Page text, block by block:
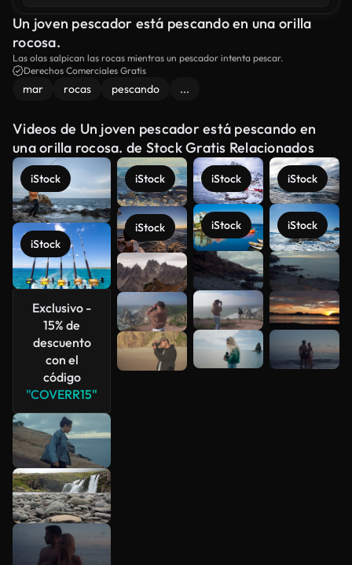
Un joven pescador está pescando en una orilla
rocosa.
Las olas salpican las rocas mientras un pescador intenta pescar.
Derechos Comerciales Gratis
mar rocas pescando ...
Videos de Un joven pescador está pescando en
una orilla rocosa. de Stock Gratis Relacionados
iStock
iStock
Exclusivo -
15% de
descuento
con el
código
"COVERR15"
iStock
iStock
iStock
iStock
iStock
iStock
Ver más